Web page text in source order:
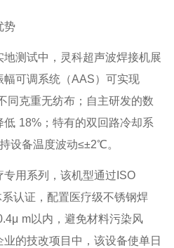
势
测试中，灵科超声波焊接机展
可调系统（AAS）可实现
同克重无纺布；自主研发的数
低 18% ；特有的双回路冷却系
设备温度波动≤±2℃。
用系列，该机型通过 ISO
认证，配置医疗级不锈钢焊
μ m以内，避免材料污染风
的技改项目中，该设备使单日